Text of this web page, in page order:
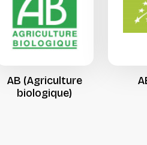
AB (Agriculture
biologique)